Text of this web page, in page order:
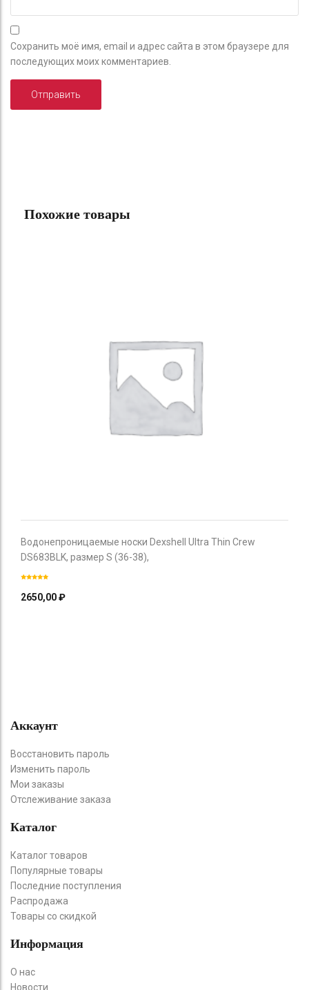
Сохранить моё имя, email и адрес сайта в этом браузере для
последующих моих комментариев.
Похожие товары
Водонепроницаемые носки Dexshell Ultra Thin Crew
DS683BLK, размер S (36-38),
2650,00₽
Аккаунт
Восстановить пароль
Изменить пароль
Мои заказы
Отслеживание заказа
Каталог
Каталог товаров
Популярные товары
Последние поступления
Распродажа
Товары со скидкой
Информация
О нас
Новости